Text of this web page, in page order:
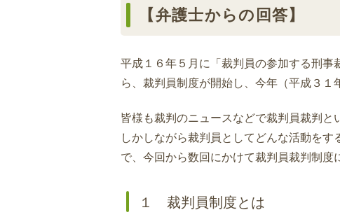
【弁護士からの回答】
平成１６年５月に「裁判員の参加する刑
ら、裁判員制度が開始し、今年（平成３１
皆様も裁判のニュースなどで裁判員裁判と
しかしながら裁判員としてどんな活動を
で、今回から数回にかけて裁判員裁判制度
１ 裁判員制度とは